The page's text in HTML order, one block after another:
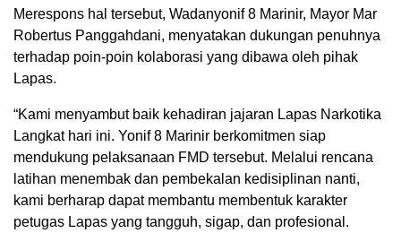
Merespons hal tersebut, Wadanyonif 8 Marinir, Mayor Mar
Robertus Panggahdani, menyatakan dukungan penuhnya
terhadap poin-poin kolaborasi yang dibawa oleh pihak
Lapas.
“Kami menyambut baik kehadiran jajaran Lapas Narkotika
Langkat hari ini. Yonif 8 Marinir berkomitmen siap
mendukung pelaksanaan FMD tersebut. Melalui rencana
latihan menembak dan pembekalan kedisiplinan nanti,
kami berharap dapat membantu membentuk karakter
petugas Lapas yang tangguh, sigap, dan profesional.